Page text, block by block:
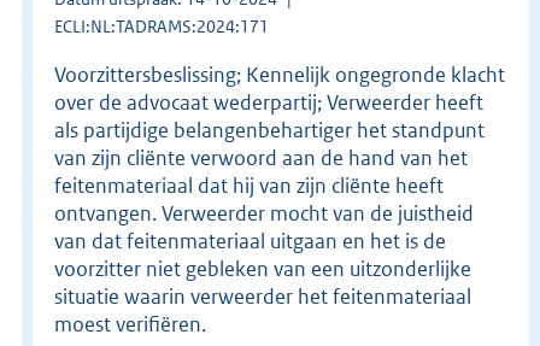
ECLI:NL:TADRAMS:2024:171
Voorzittersbeslissing; Kennelijk ongegronde klacht
over de advocaat wederpartij; Verweerder heeft
als partijdige belangenbehartiger het standpunt
van zijn cliënte verwoord aan de hand van het
feitenmateriaal dat hij van zijn cliënte heeft
ontvangen. Verweerder mocht van de juistheid
van dat feitenmateriaal uitgaan en het is de
voorzitter niet gebleken van een uitzonderlijke
situatie waarin verweerder het feitenmateriaal
moest verifiëren.